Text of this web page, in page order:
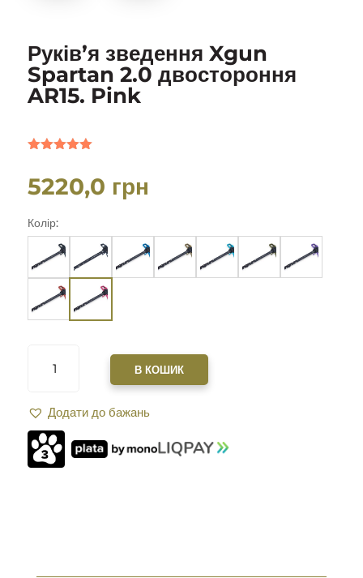
Руків’я зведення Xgun
Spartan 2.0 двостороння
AR15. Pink
основі
опитування
5220,0 грн
Колір:
ЗВЕДЕННЯ
2.0
ДВОСТОРОННЯ
AR15.
PINK
В КОШИК
Додати до бажань